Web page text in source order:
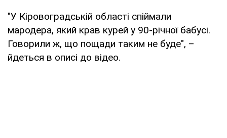
"У Кіровоградській області спіймали
мародера, який крав курей у 90-річної бабусі.
Говорили ж, що пощади таким не буде", –
йдеться в описі до відео.